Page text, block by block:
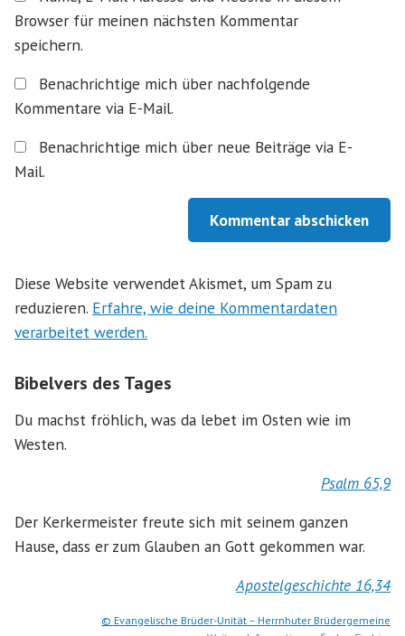
Browser für meinen nächsten Kommentar
speichern.
Benachrichtige mich über nachfolgende
Kommentare via E-Mail.
Benachrichtige mich über neue Beiträge via E-
Mail.
Diese Website verwendet Akismet, um Spam zu
reduzieren. Erfahre, wie deine Kommentardaten
verarbeitet werden.
Bibelvers des Tages
Du machst fröhlich, was da lebet im Osten wie im
Westen.
Psalm 65,9
Der Kerkermeister freute sich mit seinem ganzen
Hause, dass er zum Glauben an Gott gekommen war.
Apostelgeschichte 16,34
© Evangelische Brüder-Unität – Herrnhuter Brüdergemeine